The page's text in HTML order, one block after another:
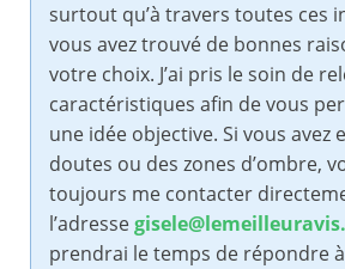
surtout qu’à travers toutes ces
vous avez trouvé de bonnes
votre choix. J’ai pris le soin de
caractéristiques afin de vous
une idée objective. Si vous avez
doutes ou des zones d’ombre,
toujours me contacter
l’adresse
prendrai le temps de répondre